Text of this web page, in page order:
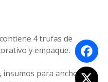
4 trufas de
y empaque.
insumos para anchetas